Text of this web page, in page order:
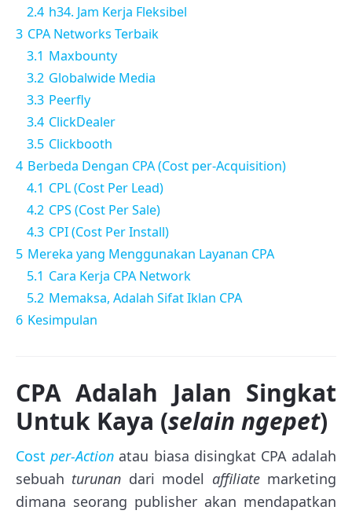
2.4 h34. Jam Kerja Fleksibel
3 CPA Networks Terbaik
3.1 Maxbounty
3.2 Globalwide Media
3.3 Peerfly
3.4 ClickDealer
3.5 Clickbooth
4 Berbeda Dengan CPA (Cost per-Acquisition)
4.1 CPL (Cost Per Lead)
4.2 CPS (Cost Per Sale)
4.3 CPI (Cost Per Install)
5 Mereka yang Menggunakan Layanan CPA
5.1 Cara Kerja CPA Network
5.2 Memaksa, Adalah Sifat Iklan CPA
6 Kesimpulan
CPA Adalah Jalan Singkat
Untuk Kaya (selain ngepet)
Costper-Action atau biasa disingkat CPA adalah
sebuah turunan dari model affiliatemarketing
dimana seorang publisher akan mendapatkan